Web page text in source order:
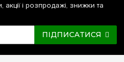
акції і розпродажі, знижки та
ПІДПИСАТИСЯ